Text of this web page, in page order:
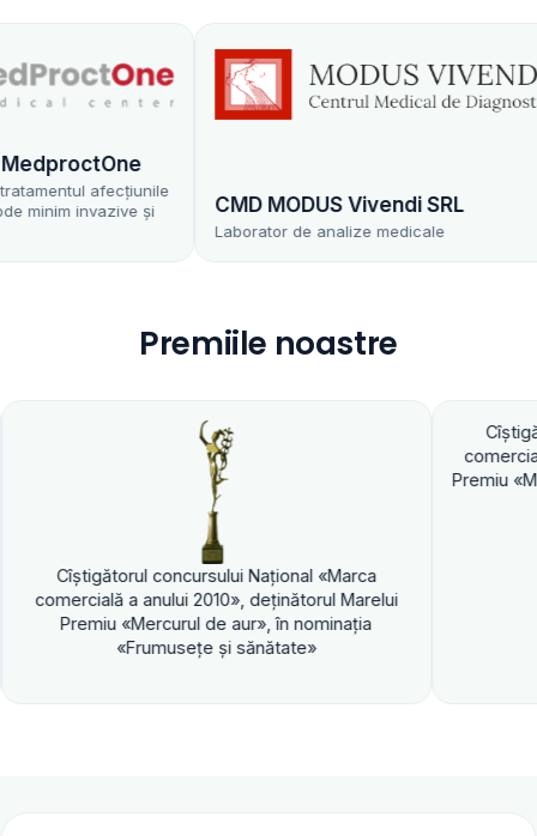
afecțiunile
invazive și
CMD MODUS Vivendi SRL
Laborator de analize medicale
Premiile noastre
concursului Naţional «Marca
a anului 2010», deţinătorul Marelui
«Mercurul de aur», în nominaţia
«Frumuseţe şi sănătate»
Cîştigătorul
comercială a anului
Premiu «Mercurul de